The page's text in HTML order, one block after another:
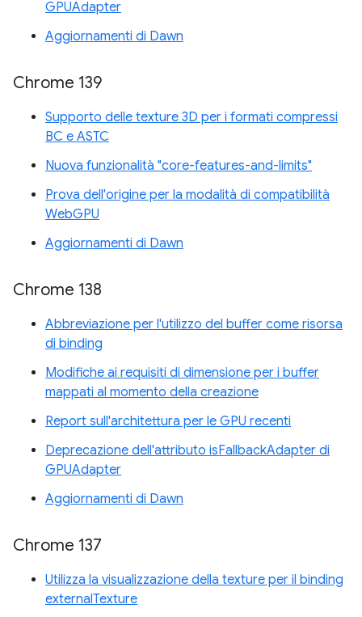
GPUAdapter
Aggiornamenti di Dawn
Chrome 139
Supporto delle texture 3D per i formati compressi
BC e ASTC
Nuova funzionalità "core-features-and-limits"
Prova dell'origine per la modalità di compatibilità
WebGPU
Aggiornamenti di Dawn
Chrome 138
Abbreviazione per l'utilizzo del buffer come risorsa
di binding
Modifiche ai requisiti di dimensione per i buffer
mappati al momento della creazione
Report sull'architettura per le GPU recenti
Deprecazione dell'attributo isFallbackAdapter di
GPUAdapter
Aggiornamenti di Dawn
Chrome 137
Utilizza la visualizzazione della texture per il binding
externalTexture